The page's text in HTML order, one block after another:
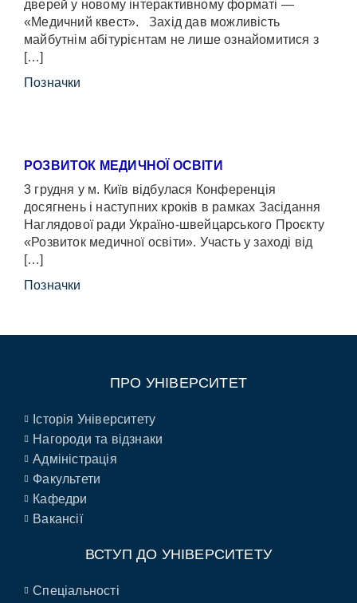
дверей у новому інтерактивному форматі —
«Медичний квест». Захід дав можливість
майбутнім абітурієнтам не лише ознайомитися з
[…]
Позначки
РОЗВИТОК МЕДИЧНОЇ ОСВІТИ
3 грудня у м. Київ відбулася Конференція
досягнень і наступних кроків в рамках Засідання
Наглядової ради Україно-швейцарського Проєкту
«Розвиток медичної освіти». Участь у заході від
[…]
Позначки
ПРО УНІВЕРСИТЕТ
Історія Університету
Нагороди та відзнаки
Адміністрація
Факультети
Кафедри
Вакансії
ВСТУП ДО УНІВЕРСИТЕТУ
Спеціальності